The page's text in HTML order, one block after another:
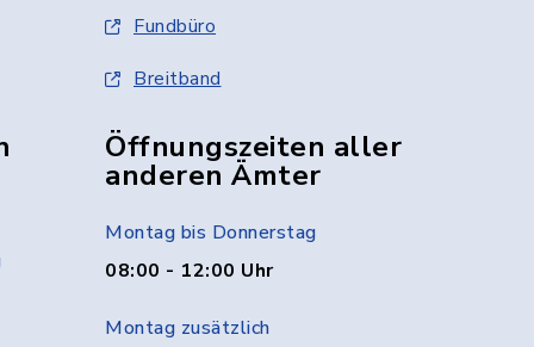
Fundbüro
Breitband
Öffnungszeiten aller
anderen Ämter
Montag bis Donnerstag
08:00 - 12:00 Uhr
Montag zusätzlich